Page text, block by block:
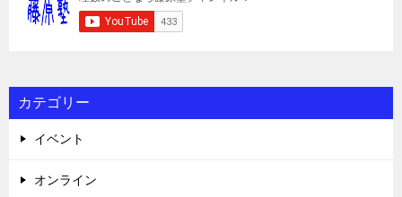
カテゴリー
イベント
オンライン